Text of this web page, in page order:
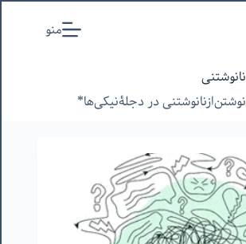
منو
نانوشتنی
نوشتن‌از‌نانوشتنی‌ در‌ دجلۀنیکی‌ها*